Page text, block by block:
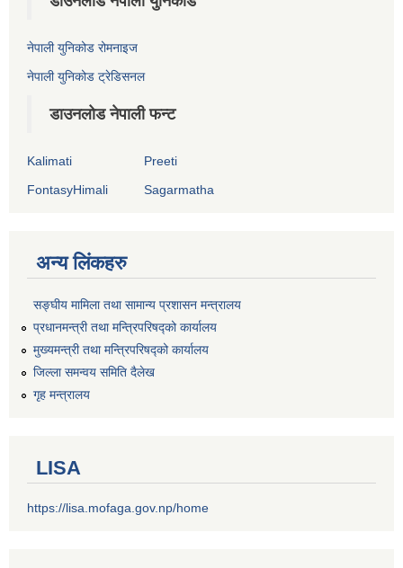
नेपाली युनिकोड रोमनाइज
नेपाली युनिकोड ट्रेडिसनल
डाउनलोड नेपाली फन्ट
Kalimati
Preeti
FontasyHimali
Sagarmatha
अन्य लिंकहरु
सङ्‍घीय मामिला तथा सामान्य प्रशासन मन्त्रालय
प्रधानमन्त्री तथा मन्त्रिपरिषद्को कार्यालय
मुख्यमन्त्री तथा मन्त्रिपरिषद्को कार्यालय
जिल्ला समन्वय समिति दैलेख
गृह मन्त्रालय
LISA
https://lisa.mofaga.gov.np/home